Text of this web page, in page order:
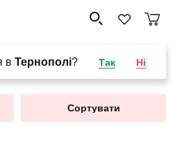
в Тернополі? Так Ні
Сортувати